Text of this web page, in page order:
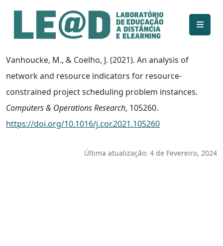
Ir para o conteúdo principal
Informações de acessibilidade
Mapa do site
Vanhoucke, M., & Coelho, J. (2021). An analysis of
network and resource indicators for resource-
constrained project scheduling problem instances.
Computers & Operations Research, 105260.
https://doi.org/10.1016/j.cor.2021.105260
Última atualização: 4 de Fevereiro, 2024